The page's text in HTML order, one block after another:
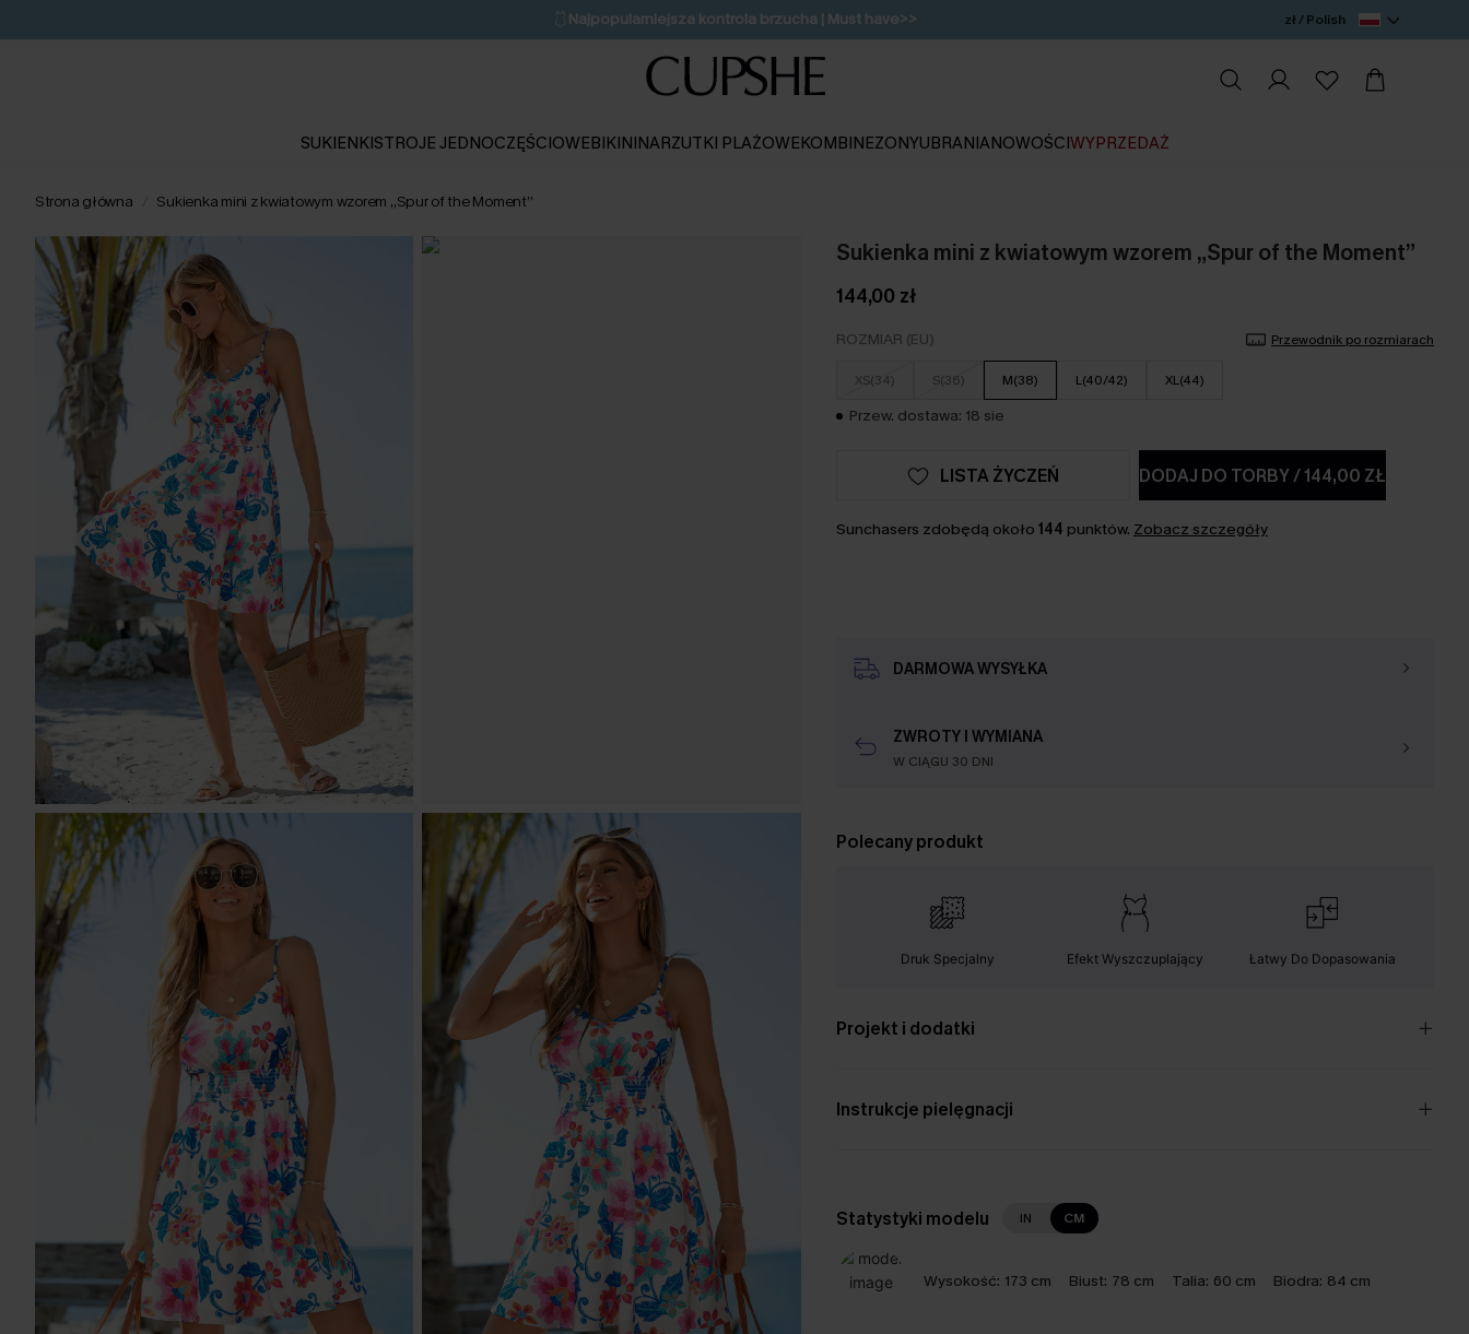
🩱 Najpopularniejsza kontrola brzucha | Must have>>
🔥OSTATNIA SZANSA | Do 50% rabatu>>
💌Zapisz się i zyskaj do 20% rabatu>>
zł / Polish
SUKIENKISTROJE JEDNOCZĘŚCIOWEBIKININARZUTKI PLAŻOWEKOMBINEZONYUBRANIANOWOŚCIWYPRZEDAŻ
Strona główna Sukienka mini z kwiatowym wzorem „Spur of the Moment”
Sukienka mini z kwiatowym wzorem „Spur of the Moment”
144,00 zł
ROZMIAR (EU) Przewodnik po rozmiarach
XS(34) S(36) M(38) L(40/42) XL(44)
Przew. dostawa: 18 sie
DODAJ DO TORBY/144,00 ZŁ
LISTA ŻYCZEŃ
Sunchasers zdobędą około 144 punktów. Zobacz szczegóły
DARMOWA WYSYŁKA
ZWROTY I WYMIANA
W CIĄGU 30 DNI
Polecany produkt
Druk Specjalny Efekt Wyszczuplający Łatwy Do Dopasowania
Projekt i dodatki
Instrukcje pielęgnacji
Statystyki modelu IN CM
Wysokość: 173 cm Biust: 78 cm Talia: 60 cm Biodra: 84 cm